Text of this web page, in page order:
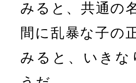
みると、共通の
間に乱暴な子の
みると、いき